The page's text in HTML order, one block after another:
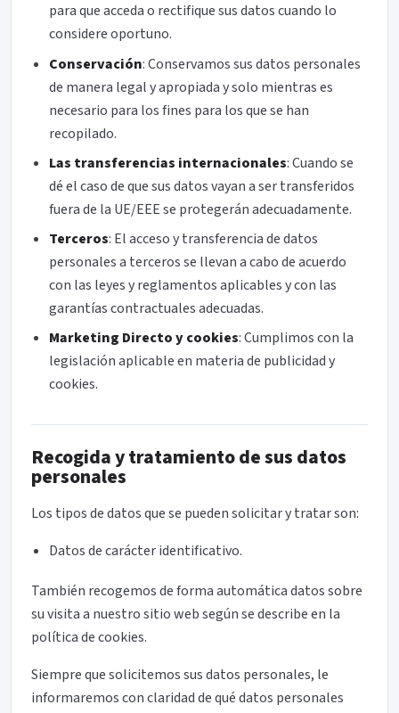
para que acceda o rectifique sus datos cuando lo
considere oportuno.
Conservación: Conservamos sus datos personales
de manera legal y apropiada y solo mientras es
necesario para los fines para los que se han
recopilado.
Las transferencias internacionales: Cuando se
dé el caso de que sus datos vayan a ser transferidos
fuera de la UE/EEE se protegerán adecuadamente.
Terceros: El acceso y transferencia de datos
personales a terceros se llevan a cabo de acuerdo
con las leyes y reglamentos aplicables y con las
garantías contractuales adecuadas.
Marketing Directo y cookies: Cumplimos con la
legislación aplicable en materia de publicidad y
cookies.
Recogida y tratamiento de sus datos
personales
Los tipos de datos que se pueden solicitar y tratar son:
Datos de carácter identificativo.
También recogemos de forma automática datos sobre
su visita a nuestro sitio web según se describe en la
política de cookies.
Siempre que solicitemos sus datos personales, le
informaremos con claridad de qué datos personales